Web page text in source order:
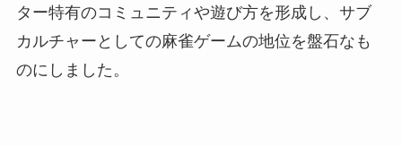
ター特有のコミュニティや遊び方を形成し、サブ
カルチャーとしての麻雀ゲームの地位を盤石なも
のにしました。